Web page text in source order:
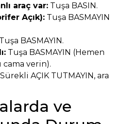
araç var: Tuşa BASIN.
Açık): Tuşa BASMAYIN
Tuşa BASMAYIN.
Tuşa BASMAYIN (Hemen
cama verin).
Sürekli AÇIK TUTMAYIN, ara
ve